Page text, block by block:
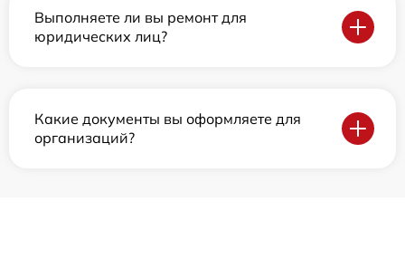
Выполняете ли вы ремонт для
юридических лиц?
Какие документы вы оформляете для
организаций?